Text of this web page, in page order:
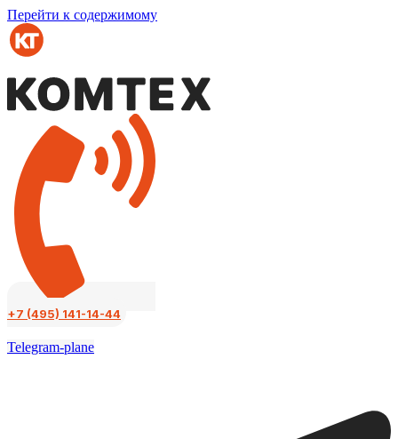
Перейти к содержимому
+7 (495) 141-14-44
Telegram-plane